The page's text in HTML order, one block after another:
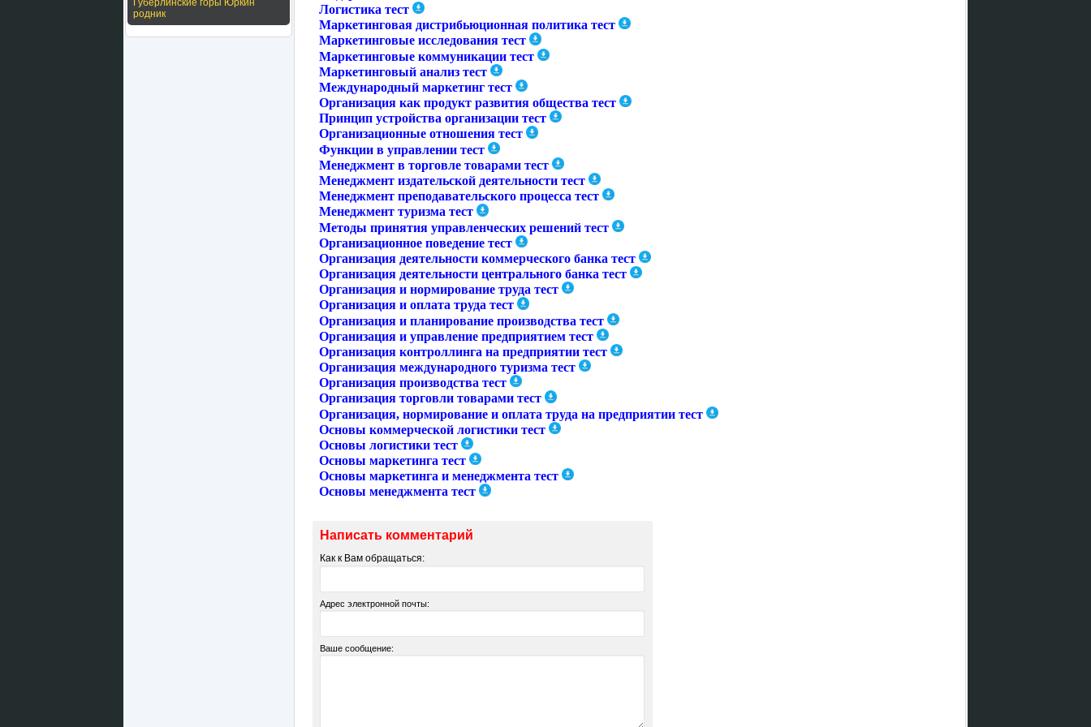
Губерлинские горы Юркин
родник
Логистика тест
Маркетинговая дистрибьюционная политика тест
Маркетинговые исследования тест
Маркетинговые коммуникации тест
Маркетинговый анализ тест
Международный маркетинг тест
Организация как продукт развития общества тест
Принцип устройства организации тест
Организационные отношения тест
Функции в управлении тест
Менеджмент в торговле товарами тест
Менеджмент издательской деятельности тест
Менеджмент преподавательского процесса тест
Менеджмент туризма тест
Методы принятия управленческих решений тест
Организационное поведение тест
Организация деятельности коммерческого банка тест
Организация деятельности центрального банка тест
Организация и нормирование труда тест
Организация и оплата труда тест
Организация и планирование производства тест
Организация и управление предприятием тест
Организация контроллинга на предприятии тест
Организация международного туризма тест
Организация производства тест
Организация торговли товарами тест
Организация, нормирование и оплата труда на предприятии тест
Основы коммерческой логистики тест
Основы логистики тест
Основы маркетинга тест
Основы маркетинга и менеджмента тест
Основы менеджмента тест
Написать комментарий
Как к Вам обращаться:
Адрес электронной почты:
Ваше сообщение: